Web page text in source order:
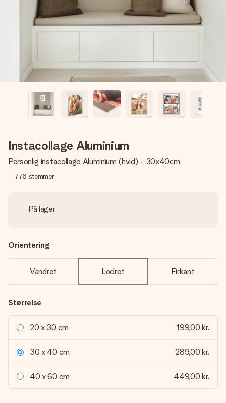
billede af dig eller en besked, der går lige i hendes hjerte.
Intet besvær men udelukkende en masse kærlighed i
øjeblikket.
Instacollage Aluminium
Personlig instacollage Aluminium (hvid) - 30x40cm
776 stemmer
På lager
Orientering
Vandret Lodret Firkant
Størrelse
20 x 30 cm 199,00 kr.
30 x 40 cm 289,00 kr.
40 x 60 cm 449,00 kr.